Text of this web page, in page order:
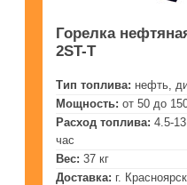
Горелка
2ST-T
Тип топлива: нефть,
Мощность: от 50 до
Расход топлива: 4.5-
час
Вес: 37 кг
Доставка: г. Красноярск